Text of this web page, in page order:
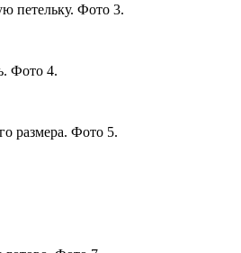
петельку. Фото 3.
Фото 4.
размера. Фото 5.